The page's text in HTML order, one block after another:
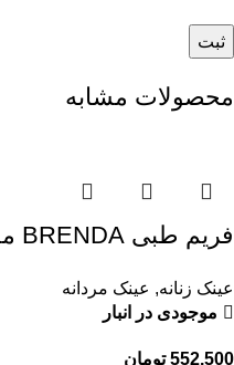
محصولات مشابه
فریم طبی BRENDA مدل 1650 مشکی
عینک زنانه, عینک مردانه
موجودی در انبار
552.500 تومان